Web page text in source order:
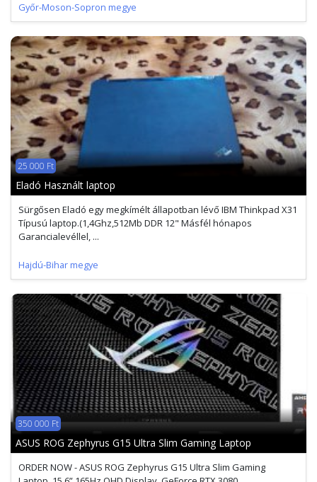
Győr-Moson-Sopron megye
25 000 Ft
Eladó Használt laptop
Sürgősen Eladó egy megkímélt állapotban lévő IBM Thinkpad X31
Típusú laptop.(1,4Ghz,512Mb DDR 12" Másfél hónapos
Garancialevéllel, ...
Hajdú-Bihar megye
350 000 Ft
ASUS ROG Zephyrus G15 Ultra Slim Gaming Laptop
ORDER NOW - ASUS ROG Zephyrus G15 Ultra Slim Gaming